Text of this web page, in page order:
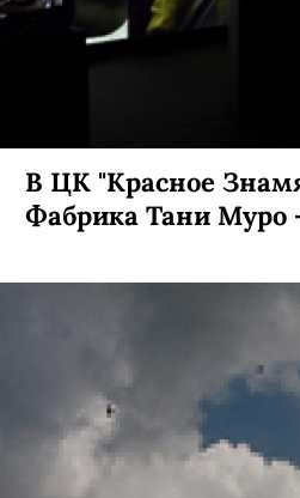
В ЦК "Красное
Фабрика Тани Муро